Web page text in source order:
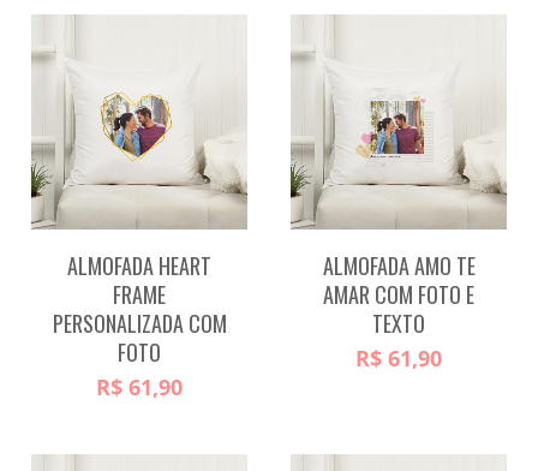
ALMOFADA HEART
FRAME
PERSONALIZADA COM
FOTO
R$61,90
ALMOFADA AMO TE
AMAR COM FOTO E
TEXTO
R$61,90